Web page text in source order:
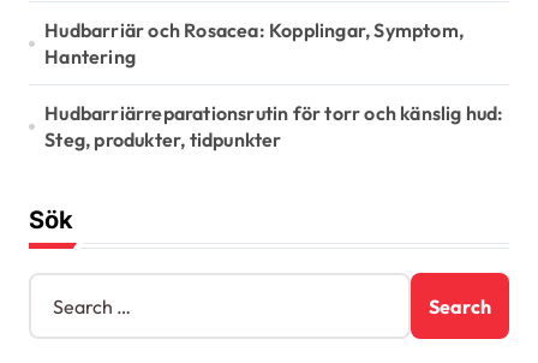
Hudbarriär och Rosacea: Kopplingar, Symptom,
Hantering
Hudbarriärreparationsrutin för torr och känslig hud:
Steg, produkter, tidpunkter
Sök
S
a